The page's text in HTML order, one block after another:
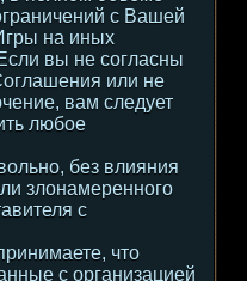
с Вашей
на иных
вы не согласны
или не
вам следует
любое
без влияния
злонамеренного
с
что
с организацией